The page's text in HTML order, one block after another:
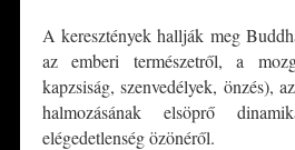
A keresztények hallják meg
az emberi természetről, a
kapzsiság, szenvedélyek, önzés),
halmozásának elsöprő
elégedetlenség özönéről.